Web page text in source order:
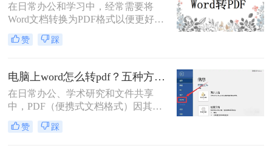
成PDF格式的方法。
在日常办公和学习中，经常需要将
Word文档转换为PDF格式以便更好地
分享、打印或存档。PDF格式具有跨
平台兼容性好、文件保护性强、打印
文件分享。那么word文档如何免费转
换成pdf呢？本文将详细介绍几种常用
的方法来实现这一目标。
赞 踩
电脑上word怎么转pdf？五种方法详解！
在日常办公、学术研究和文件共享
中，PDF（便携式文档格式）因其跨
平台、格式固定、不易被篡改的特
性，已成为文件分发的标准格式。而
赞 踩